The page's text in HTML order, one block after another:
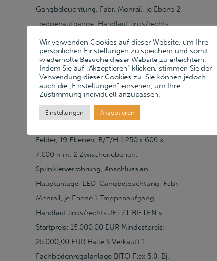
Gangbeleuchtung, Fabr. Monrail, je Ebene 2
Treppenaufgänge, Handlauf links/rechts
JETZT BIETEN » Startpreis: 20.000,00 EUR
Mindestpreis: 35.000,00 EUR Halle 4
Verkauft 1 Fachbodenregalanlage BITO Flex
5.0, Bj. 2020, ca. 8.740 Fachböden,
Auftrags-Nr. SO0170744, 3-geschossig,
Fachlast 100 kg, Feldlast 1.700 kg,
Felder, 19 Ebenen, B/T/H 1.250 x 600 x
7.600 mm, 2 Zwischenebenen,
Sprinklerverrohrung, Anschluss an
Hauptanlage, LED-Gangbeleuchtung, Fabr.
Monrail, je Ebene 1 Treppenaufgang,
Handlauf links/rechts JETZT BIETEN »
Startpreis: 15.000,00 EUR Mindestpreis:
25.000,00 EUR Halle 5 Verkauft 1
Fachbodenregalanlage BITO Flex 5.0, Bj.
Wir verwenden Cookies auf dieser Website, um Ihre
persönlichen Einstellungen zu speichern und somit
wiederholte Besuche dieser Website zu erleichtern.
Indem Sie auf „Akzeptieren“ klicken, stimmen Sie der
Verwendung dieser Cookies zu. Sie können jedoch
auch die „Einstellungen“ einsehen, um Ihre
Zustimmung individuell anzupassen.
Einstellungen Akzeptieren